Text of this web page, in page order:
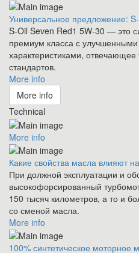
Универсальное предложение:
S-Oil Seven Red1 5W-30 — это
премиум класса с
характеристиками,
стандартов.
More info
More info
Technical
More info
Какие свойства масла влияют
При должной эксплуатации и
высокофорсированный
150 тысяч километров, а то и
со сменой масла.
More info
100% синтетическое моторное